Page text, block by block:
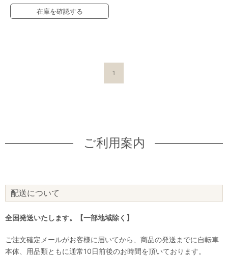
在庫を確認する
1
ご利用案内
配送について
全国発送いたします。【一部地域除く】
ご注文確定メールがお客様に届いてから、商品の発送までに自転車
本体、用品類ともに通常10日前後のお時間を頂いております。